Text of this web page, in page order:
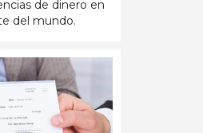
de dinero en
del mundo.